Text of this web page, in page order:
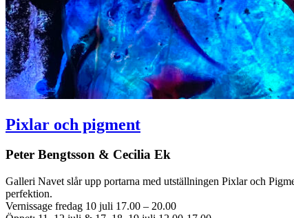
Pixlar och pigment
Peter Bengtsson & Cecilia Ek
Galleri Navet slår upp portarna med utställningen Pixlar och
perfektion.
Vernissage fredag 10 juli 17.00 – 20.00